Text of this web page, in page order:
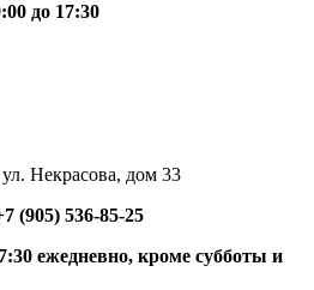
до 17:30
Некрасова, дом 33
(905) 536-85-25
ежедневно, кроме субботы и